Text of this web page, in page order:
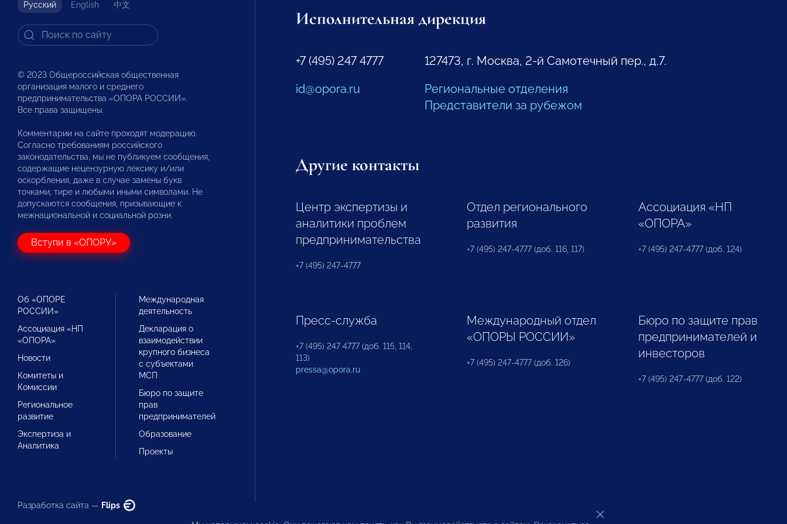
Русский English 中文
© 2023 Общероссийская общественная
организация малого и среднего
предпринимательства «ОПОРА РОССИИ».
Все права защищены.
Комментарии на сайте проходят модерацию.
Согласно требованиям российского
законодательства, мы не публикуем сообщения,
содержащие нецензурную лексику и/или
оскорбления, даже в случае замены букв
точками, тире и любыми иными символами. Не
допускаются сообщения, призывающие к
межнациональной и социальной розни.
Вступи в «ОПОРУ»
Об «ОПОРЕ
РОССИИ»
Ассоциация «НП
«ОПОРА»
Новости
Комитеты и
Комиссии
Региональное
развитие
Экспертиза и
Аналитика
Международная
деятельность
Декларация о
взаимодействии
крупного бизнеса
с субъектами
МСП
Бюро по защите
прав
предпринимателей
Образование
Проекты
Разработка сайта — Flips
Исполнительная дирекция
+7 (495) 247 4777
id@opora.ru
127473, г. Москва, 2-й Самотечный пер., д.7.
Региональные отделения
Представители за рубежом
Другие контакты
Центр экспертизы и
аналитики проблем
предпринимательства
+7 (495) 247-4777
Отдел регионального
развития
+7 (495) 247-4777 (доб. 116, 117)
Ассоциация «НП
«ОПОРА»
+7 (495) 247-4777 (доб. 124)
Пресс-служба
+7 (495) 247 4777 (доб. 115, 114,
113)
pressa@opora.ru
Международный отдел
«ОПОРЫ РОССИИ»
+7 (495) 247-4777 (доб. 126)
Бюро по защите прав
предпринимателей и
инвесторов
+7 (495) 247-4777 (доб. 122)